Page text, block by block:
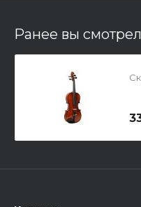
Ранее вы